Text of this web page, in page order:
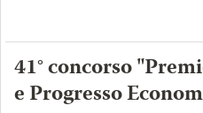
41° concorso
e Progresso